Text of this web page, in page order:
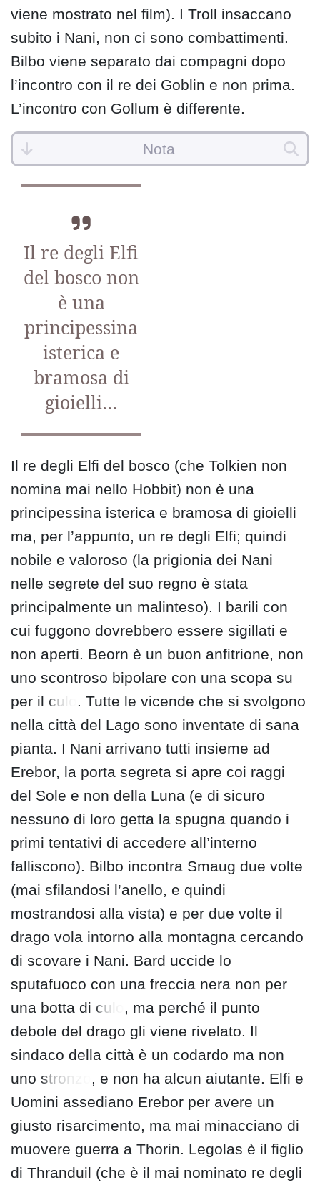
viene mostrato nel film). I Troll insaccano
subito i Nani, non ci sono combattimenti.
Bilbo viene separato dai compagni dopo
l’incontro con il re dei Goblin e non prima.
L’incontro con Gollum è differente.
Nota
Il re degli Elfi
del bosco non
è una
principessina
isterica e
bramosa di
gioielli…
Il re degli Elfi del bosco (che Tolkien non
nomina mai nello Hobbit) non è una
principessina isterica e bramosa di gioielli
ma, per l’appunto, un re degli Elfi; quindi
nobile e valoroso (la prigionia dei Nani
nelle segrete del suo regno è stata
principalmente un malinteso). I barili con
cui fuggono dovrebbero essere sigillati e
non aperti. Beorn è un buon anfitrione, non
uno scontroso bipolare con una scopa su
per il culo . Tutte le vicende che si svolgono
nella città del Lago sono inventate di sana
pianta. I Nani arrivano tutti insieme ad
Erebor, la porta segreta si apre coi raggi
del Sole e non della Luna (e di sicuro
nessuno di loro getta la spugna quando i
primi tentativi di accedere all’interno
falliscono). Bilbo incontra Smaug due volte
(mai sfilandosi l’anello, e quindi
mostrandosi alla vista) e per due volte il
drago vola intorno alla montagna cercando
di scovare i Nani. Bard uccide lo
sputafuoco con una freccia nera non per
una botta di culo , ma perché il punto
debole del drago gli viene rivelato. Il
sindaco della città è un codardo ma non
uno stronzo , e non ha alcun aiutante. Elfi e
Uomini assediano Erebor per avere un
giusto risarcimento, ma mai minacciano di
muovere guerra a Thorin. Legolas è il figlio
di Thranduil (che è il mai nominato re degli